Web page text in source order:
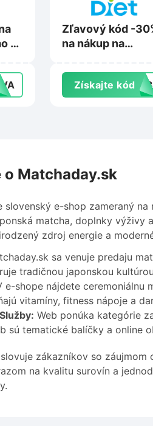
na
Zľavový kód -
na nákup na
Získajte kód
Matchaday.sk
slovenský e-shop zameraný
matcha, doplnky výživy
zdroj energie a
sa venuje predaju
tradičnou japonskou
e-shope nájdete ceremoniálnu
vitamíny, fitness nápoje a
Web ponúka kategórie
sú tematické balíčky a online
zákazníkov so
na kvalitu surovín a